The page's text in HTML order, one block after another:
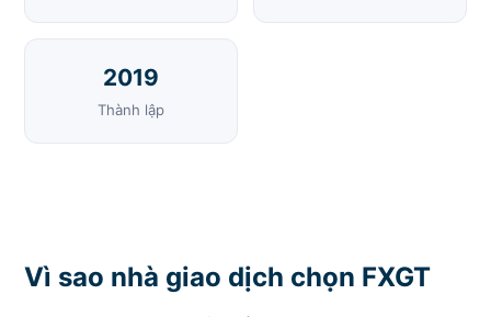
2019
Thành lập
Vì sao nhà giao dịch chọn FXGT